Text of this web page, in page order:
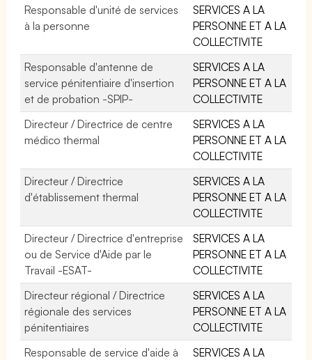
Responsable d'unité de services
à la personne
SERVICES A LA
PERSONNE ET A LA
COLLECTIVITE
Responsable d'antenne de
service pénitentiaire d'insertion
et de probation -SPIP-
SERVICES A LA
PERSONNE ET A LA
COLLECTIVITE
Directeur / Directrice de centre
médico thermal
SERVICES A LA
PERSONNE ET A LA
COLLECTIVITE
Directeur / Directrice
d'établissement thermal
SERVICES A LA
PERSONNE ET A LA
COLLECTIVITE
Directeur / Directrice d'entreprise
ou de Service d'Aide par le
Travail -ESAT-
SERVICES A LA
PERSONNE ET A LA
COLLECTIVITE
Directeur régional / Directrice
régionale des services
pénitentiaires
SERVICES A LA
PERSONNE ET A LA
COLLECTIVITE
Responsable de service d'aide à
SERVICES A LA